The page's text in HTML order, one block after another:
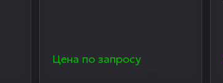
Цена по запросу